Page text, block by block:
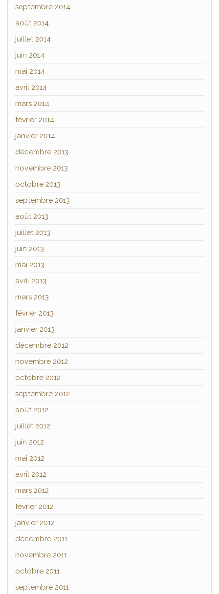
septembre 2014
août 2014
juillet 2014
juin 2014
mai 2014
avril 2014
mars 2014
février 2014
janvier 2014
décembre 2013
novembre 2013
octobre 2013
septembre 2013
août 2013
juillet 2013
juin 2013
mai 2013
avril 2013
mars 2013
février 2013
janvier 2013
décembre 2012
novembre 2012
octobre 2012
septembre 2012
août 2012
juillet 2012
juin 2012
mai 2012
avril 2012
mars 2012
février 2012
janvier 2012
décembre 2011
novembre 2011
octobre 2011
septembre 2011